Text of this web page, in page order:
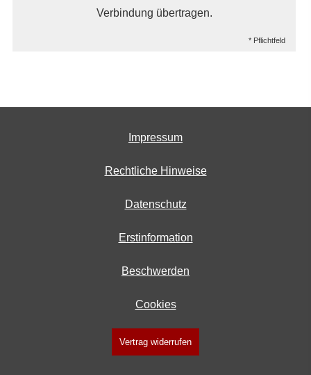
Verbindung übertragen.
* Pflichtfeld
Impressum
Rechtliche Hinweise
Datenschutz
Erstinformation
Beschwerden
Cookies
Vertrag widerrufen